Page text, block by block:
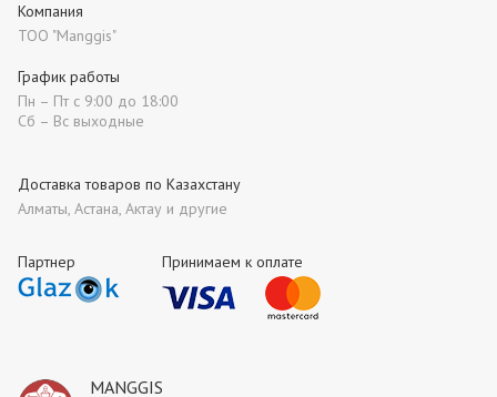
MANGGIS
Партнер Принимаем к оплате
Компания
ТОО "Manggis"
Доставка товаров по Казахстану
Алматы, Астана, Актау и другие
График работы
Пн – Пт с 9:00 до 18:00
Сб – Вс выходные